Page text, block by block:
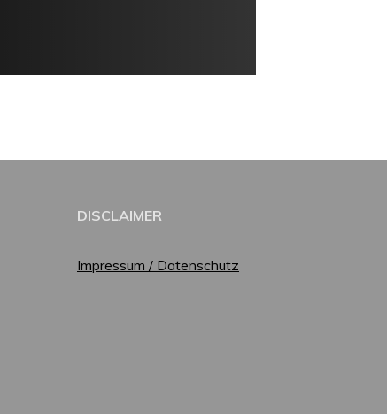
DISCLAIMER
Impressum / Datenschutz